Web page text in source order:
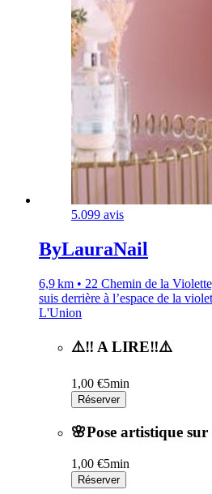
5.099 avis
ByLauraNail
6,9 km • 22 Chemin de la
suis derrière à l’espace de la
L'Union
⚠️‼️ A LIRE‼️⚠️
1,00 €5min
Réserver
🌸Pose artistique
1,00 €5min
Réserver